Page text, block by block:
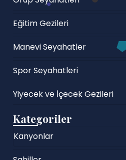
Eğitim Gezileri
Manevi Seyahatler
Spor Seyahatleri
Yiyecek ve İçecek Gezileri
Kategoriler
Kanyonlar